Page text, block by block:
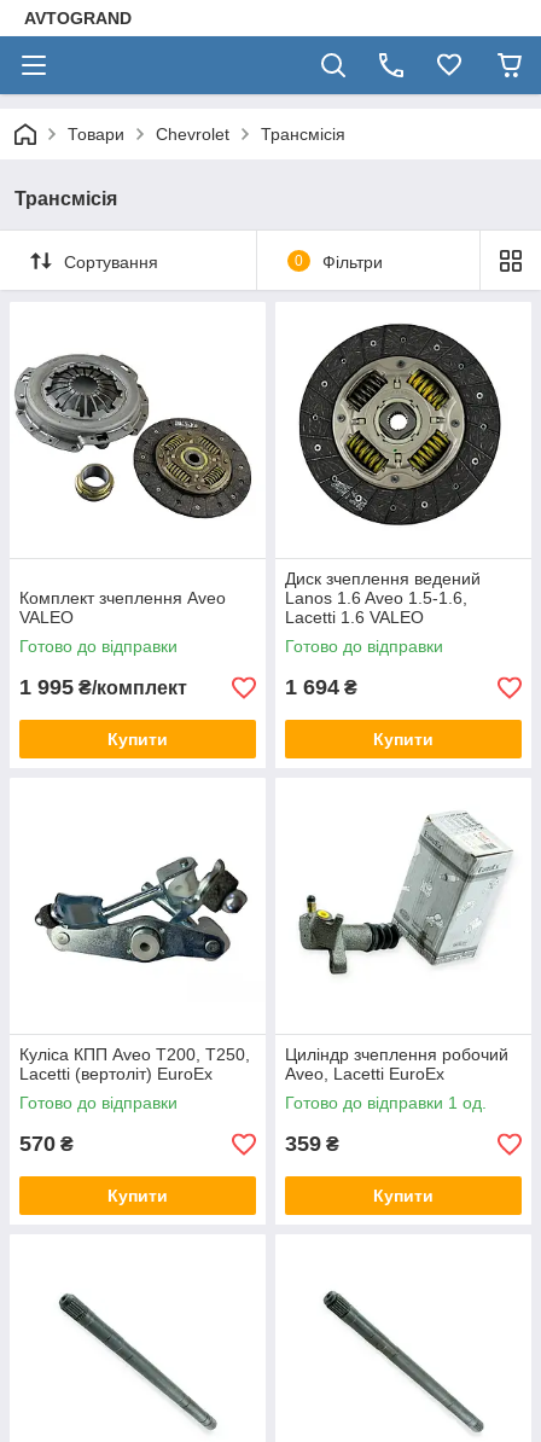
AVTOGRAND
Товари Chevrolet Трансмісія
Трансмісія
Сортування 0 Фільтри
Комплект зчеплення Aveo
VALEO
Готово до відправки
1 995 ₴/комплект
Купити
Диск зчеплення ведений
Lanos 1.6 Aveo 1.5-1.6,
Lacetti 1.6 VALEO
Готово до відправки
1 694 ₴
Купити
Куліса КПП Aveo Т200, T250,
Lacetti (вертоліт) EuroEx
Готово до відправки
570 ₴
Купити
Циліндр зчеплення робочий
Aveo, Lacetti EuroEx
Готово до відправки 1 од.
359 ₴
Купити